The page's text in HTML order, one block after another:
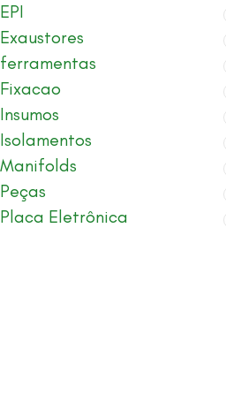
EPI
Exaustores
ferramentas
Fixacao
Insumos
Isolamentos
Manifolds
Peças
Placa Eletrônica